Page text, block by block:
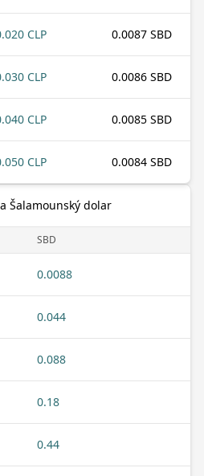
CLP 0.0087 SBD
CLP 0.0086 SBD
CLP 0.0085 SBD
CLP 0.0084 SBD
Šalamounský dolar
SBD
0.0088
0.044
0.088
0.18
0.44